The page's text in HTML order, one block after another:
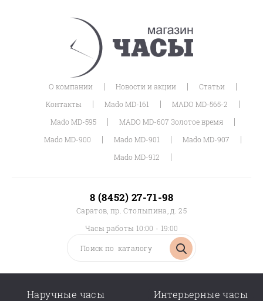
О компании | Новости и акции | Статьи |
Контакты | Mado MD-161 | MADO MD-565-2 |
Mado MD-595 | MADO MD-607 Золотое время |
Mado MD-900 | Mado MD-901 | Mado MD-907 |
Mado MD-912 |
8 (8452) 27-71-98
Саратов, пр. Столыпина, д. 25
Часы работы 10:00 - 19:00
Наручные часы
Интерьерные часы